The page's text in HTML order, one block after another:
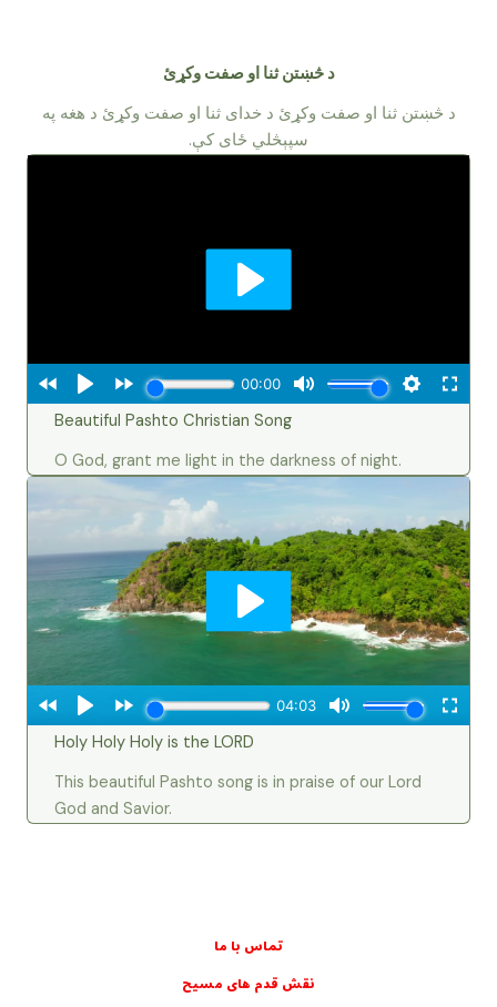
د څښتن ثنا او صفت وکړئ
د څښتن ثنا او صفت وکړئ د خدای ثنا او صفت وکړئ د هغه په
سپېڅلي ځای کې.
Beautiful Pashto Christian Song
O God, grant me light in the darkness of night.
Holy Holy Holy is the LORD
This beautiful Pashto song is in praise of our Lord
God and Savior.
تماس با ما
نقش قدم های مسيح